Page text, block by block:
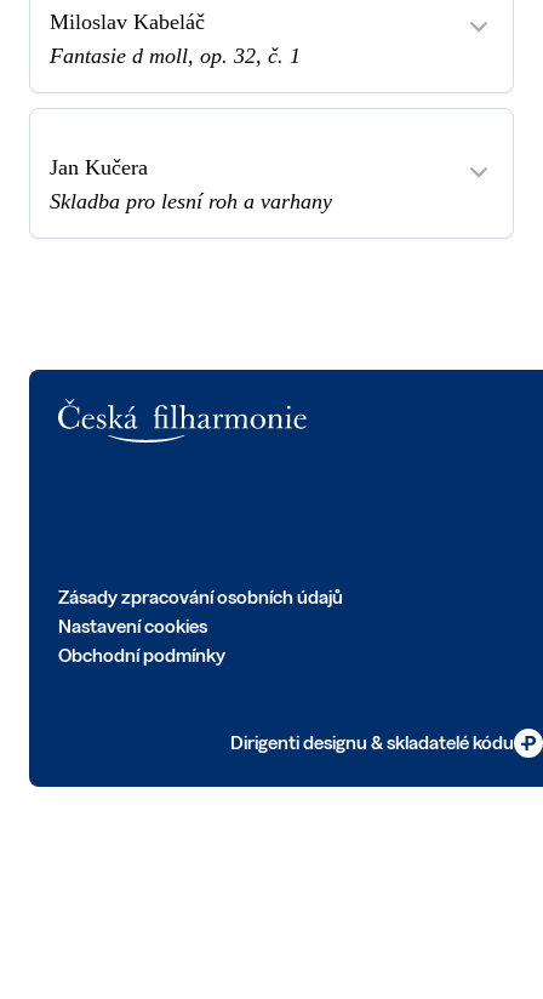
Miloslav Kabeláč
Fantasie d moll, op. 32, č. 1
Jan Kučera
Skladba pro lesní roh a varhany
Zásady zpracování osobních údajů
Nastavení cookies
Obchodní podmínky
Dirigenti designu & skladatelé kódu